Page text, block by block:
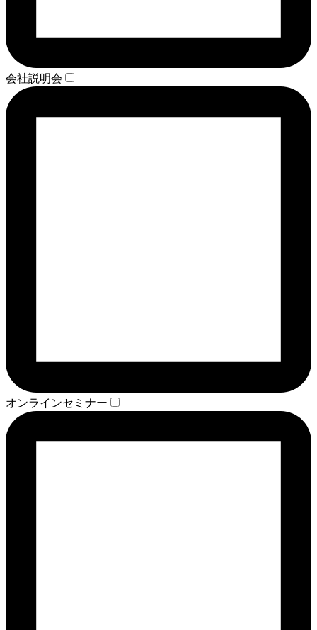
会社説明会
オンラインセミナー